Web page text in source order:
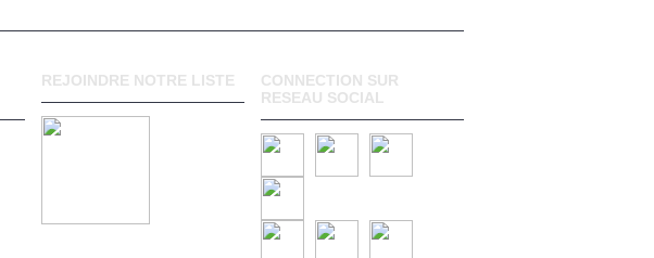
REJOINDRE NOTRE LISTE
CONNECTION SUR
RESEAU SOCIAL